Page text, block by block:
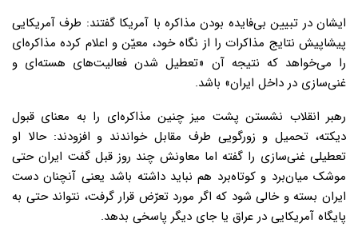
ایشان در تبیین بی‌فایده بودن مذاکره با آمریکا گفتند: طرف آمریکایی
پیشاپیش نتایج مذاکرات را از نگاه خود، معیّن و اعلام کرده مذاکره‌ای
را می‌خواهد که نتیجه آن «تعطیل شدن فعالیت‌های هسته‌ای و
غنی‌سازی در داخل ایران» باشد.
رهبر انقلاب نشستن پشت میز چنین مذاکره‌ای را به معنای قبول
دیکته، تحمیل و زورگویی طرف مقابل خواندند و افزودند: حالا او
تعطیلی غنی‌سازی را گفته اما معاونش چند روز قبل گفت ایران حتی
موشک میان‌برد و کوتاه‌برد هم نباید داشته باشد یعنی آنچنان دست
ایران بسته و خالی شود که اگر مورد تعرّض قرار گرفت، نتواند حتی به
پایگاه آمریکایی در عراق یا جای دیگر پاسخی بدهد.